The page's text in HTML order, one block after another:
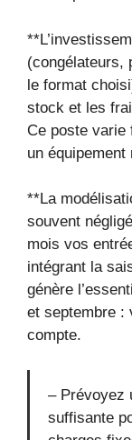
(congélateurs,
le format
stock et les
Ce poste varie
un équipement
**La
souvent
mois vos
intégrant la
génère
et septembre :
compte.
– Prévoyez
suffisante